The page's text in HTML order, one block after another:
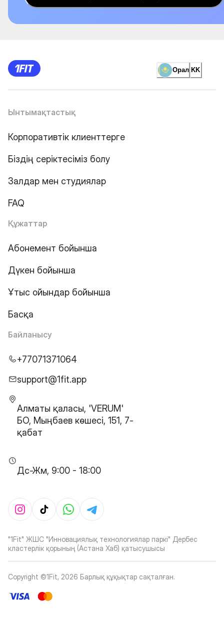
Орал KK
Ынтымақтастық
Корпоративтік клиенттерге
Біздің серіктесіміз болу
Залдар мен студиялар
FAQ
Құжаттар
Абонемент бойынша
Дүкен бойынша
Ұтыс ойындар бойынша
Басқа
Байланысу
+77071371064
support@1fit.app
Алматы қаласы, 'VERUM'
БО, Мыңбаев көшесі, 151, 7-
қабат
Дс-Жм, 9:00 - 18:00
"1Fit" ЖШС "Инновациялық технологиялар паркі" Дербес
кластерлік қорының (Астана Хаб) қатысушысы
Copyright ©1Fit, 2026 Барлық құқықтар сақталған.